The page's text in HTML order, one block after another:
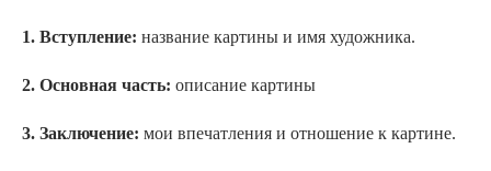
1. Вступление: название картины и имя художника.
2. Основная часть: описание картины
3. Заключение: мои впечатления и отношение к картине.